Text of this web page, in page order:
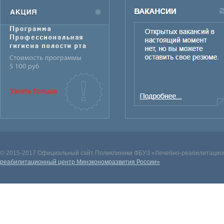
© 2015-2017 Официальный сайт Поликлиники ФБУЗ «Лечебно-
реабилитационный центр Минэкономразвития России»